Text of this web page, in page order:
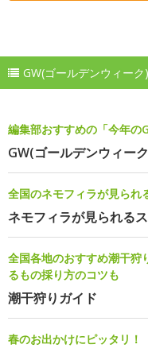
GW(ゴールデンウィー
編集部おすすめの「今年の
GW(ゴールデンウィー
全国のネモフィラが見られ
ネモフィラが見られる
全国各地のおすすめ潮干狩
るもの採り方のコツも
潮干狩りガイド
春のお出かけにピッタリ！